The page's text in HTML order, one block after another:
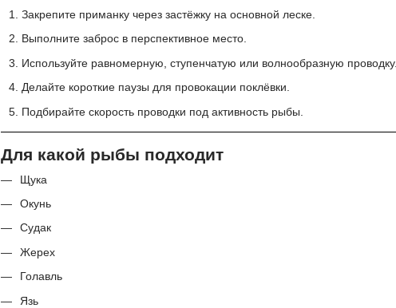
Закрепите приманку через застёжку на основной леске.
Выполните заброс в перспективное место.
Используйте равномерную, ступенчатую или волнообразную проводку.
Делайте короткие паузы для провокации поклёвки.
Подбирайте скорость проводки под активность рыбы.
Для какой рыбы подходит
Щука
Окунь
Судак
Жерех
Голавль
Язь